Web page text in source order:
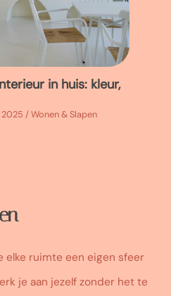
in huis: kleur,
2025 /Wonen & Slapen
elke ruimte een eigen sfeer
je aan jezelf zonder het te